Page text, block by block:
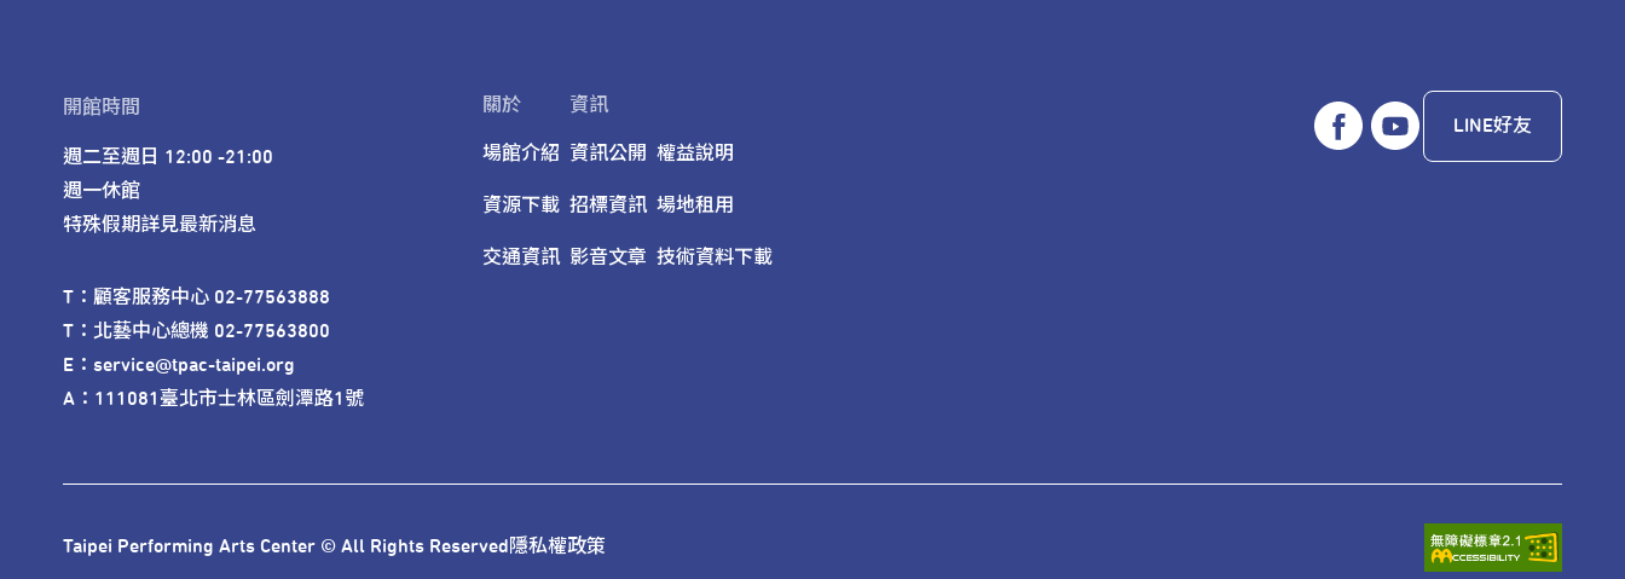
開館時間
週二至週日 12:00 -21:00
週一休館
特殊假期詳見最新消息
T：顧客服務中心 02-77563888
T：北藝中心總機 02-77563800
E：service@tpac-taipei.org
A：111081臺北市士林區劍潭路1號
關於
場館介紹
資源下載
交通資訊
資訊
資訊公開
招標資訊
影音文章
權益說明
場地租用
技術資料下載
LINE好友
Taipei Performing Arts Center © All Rights Reserved隱私權政策